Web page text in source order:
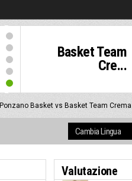
Basket Team
Cre...
Ponzano Basket vs Basket Team Crema
Valutazione